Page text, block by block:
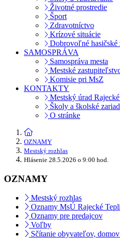
Životné prostredie
Šport
Zdravotníctvo
Krízové situácie
Dobrovoľné hasičské
SAMOSPRÁVA
Samospráva mesta
Mestské
Komisie pri MsZ
KONTAKTY
Mestský úrad
Školy a školské
O stránke
OZNAMY
Mestský rozhlas
Hlásenie 28.5.2026 o 9:00 hod.
OZNAMY
Mestský rozhlas
Oznamy MsÚ Rajecké
Oznamy pre predajcov
Voľby
Sčítanie obyvateľov,